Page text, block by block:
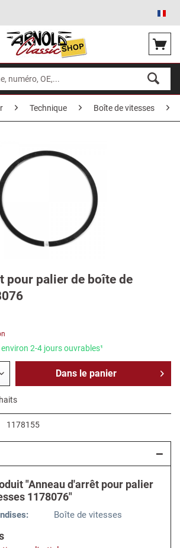
Technique Boîte de vitesses
pour palier de boîte de
2-4 jours ouvrables¹
Dans le panier
1178155
"Anneau d'arrêt pour palier
1178076"
Boîte de vitesses